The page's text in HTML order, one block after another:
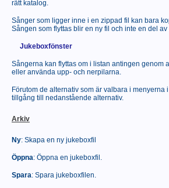
rätt katalog.
Sånger som ligger inne i en zippad fil kan bara
Sången som flyttas blir en ny fil och inte en del
Jukeboxfönster
Sångerna kan flyttas om i listan antingen genom
eller använda upp- och nerpilarna.
Förutom de alternativ som är valbara i menyerna
tillgång till nedanstående alternativ.
Arkiv
Ny: Skapa en ny jukeboxfil
Öppna: Öppna en jukeboxfil.
Spara: Spara jukeboxfilen.